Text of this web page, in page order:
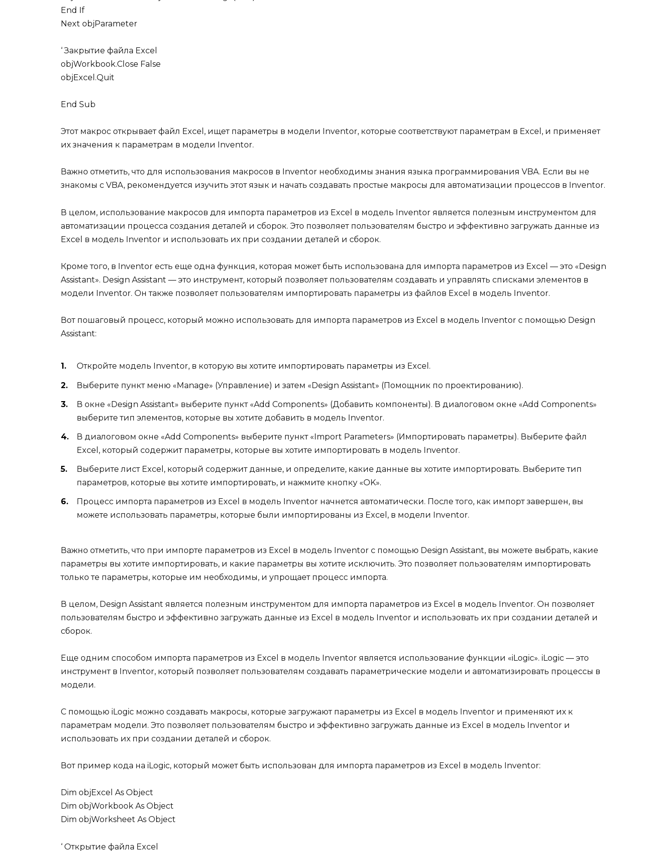
End If
Next objParameter
‘ Закрытие файла Excel
objWorkbook.Close False
objExcel.Quit
End Sub
Этот макрос открывает файл Excel, ищет параметры в модели Inventor, которые соответствуют параметрам в Excel, и применяет
их значения к параметрам в модели Inventor.
Важно отметить, что для использования макросов в Inventor необходимы знания языка программирования VBA. Если вы не
знакомы с VBA, рекомендуется изучить этот язык и начать создавать простые макросы для автоматизации процессов в Inventor.
В целом, использование макросов для импорта параметров из Excel в модель Inventor является полезным инструментом для
автоматизации процесса создания деталей и сборок. Это позволяет пользователям быстро и эффективно загружать данные из
Excel в модель Inventor и использовать их при создании деталей и сборок.
Кроме того, в Inventor есть еще одна функция, которая может быть использована для импорта параметров из Excel — это «Design
Assistant». Design Assistant — это инструмент, который позволяет пользователям создавать и управлять списками элементов в
модели Inventor. Он также позволяет пользователям импортировать параметры из файлов Excel в модель Inventor.
Вот пошаговый процесс, который можно использовать для импорта параметров из Excel в модель Inventor с помощью Design
Assistant:
Откройте модель Inventor, в которую вы хотите импортировать параметры из Excel.
Выберите пункт меню «Manage» (Управление) и затем «Design Assistant» (Помощник по проектированию).
В окне «Design Assistant» выберите пункт «Add Components» (Добавить компоненты). В диалоговом окне «Add Components»
выберите тип элементов, которые вы хотите добавить в модель Inventor.
В диалоговом окне «Add Components» выберите пункт «Import Parameters» (Импортировать параметры). Выберите файл
Excel, который содержит параметры, которые вы хотите импортировать в модель Inventor.
Выберите лист Excel, который содержит данные, и определите, какие данные вы хотите импортировать. Выберите тип
параметров, которые вы хотите импортировать, и нажмите кнопку «OK».
Процесс импорта параметров из Excel в модель Inventor начнется автоматически. После того, как импорт завершен, вы
можете использовать параметры, которые были импортированы из Excel, в модели Inventor.
Важно отметить, что при импорте параметров из Excel в модель Inventor с помощью Design Assistant, вы можете выбрать, какие
параметры вы хотите импортировать, и какие параметры вы хотите исключить. Это позволяет пользователям импортировать
только те параметры, которые им необходимы, и упрощает процесс импорта.
В целом, Design Assistant является полезным инструментом для импорта параметров из Excel в модель Inventor. Он позволяет
пользователям быстро и эффективно загружать данные из Excel в модель Inventor и использовать их при создании деталей и
сборок.
Еще одним способом импорта параметров из Excel в модель Inventor является использование функции «iLogic». iLogic — это
инструмент в Inventor, который позволяет пользователям создавать параметрические модели и автоматизировать процессы в
модели.
С помощью iLogic можно создавать макросы, которые загружают параметры из Excel в модель Inventor и применяют их к
параметрам модели. Это позволяет пользователям быстро и эффективно загружать данные из Excel в модель Inventor и
использовать их при создании деталей и сборок.
Вот пример кода на iLogic, который может быть использован для импорта параметров из Excel в модель Inventor:
Dim objExcel As Object
Dim objWorkbook As Object
Dim objWorksheet As Object
‘ Открытие файла Excel